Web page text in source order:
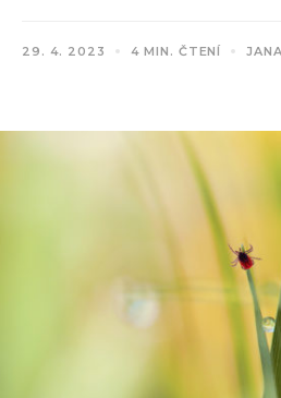
29. 4. 2023 4 MIN. ČTENÍ